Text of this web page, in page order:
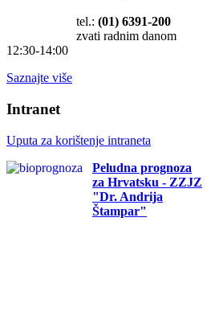
tel.: (01) 6391-200
zvati radnim danom
12:30-14:00
Saznajte više
Intranet
Uputa za korištenje intraneta
Peludna prognoza
za Hrvatsku - ZZJZ
"Dr. Andrija
Štampar"